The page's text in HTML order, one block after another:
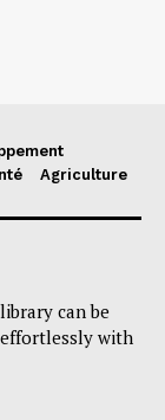
Agriculture
can be
effortlessly with